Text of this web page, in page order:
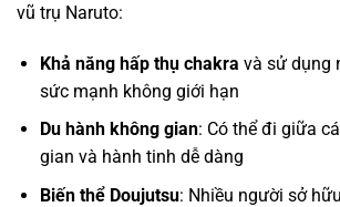
vũ trụ Naruto:
Khả năng hấp thụ chakra và sử dụng
sức mạnh không giới hạn
Du hành không gian: Có thể đi giữa
gian và hành tinh dễ dàng
Biến thể Doujutsu: Nhiều người sở